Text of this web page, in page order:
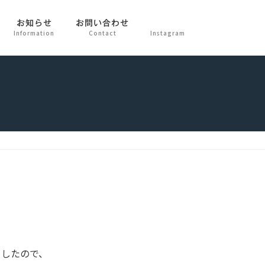
お知らせ
Information
お問い合わせ
Contact Instagram
たので、